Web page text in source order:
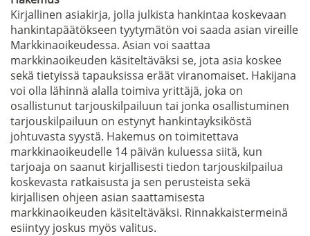
Kirjallinen asiakirja, jolla julkista hankintaa koskevaan
hankintapäätökseen tyytymätön voi saada asian vireille
Markkinaoikeudessa. Asian voi saattaa
markkinaoikeuden käsiteltäväksi se, jota asia koskee
sekä tietyissä tapauksissa eräät viranomaiset. Hakijana
voi olla lähinnä alalla toimiva yrittäjä, joka on
osallistunut tarjouskilpailuun tai jonka osallistuminen
tarjouskilpailuun on estynyt hankintayksiköstä
johtuvasta syystä. Hakemus on toimitettava
markkinaoikeudelle 14 päivän kuluessa siitä, kun
tarjoaja on saanut kirjallisesti tiedon tarjouskilpailua
koskevasta ratkaisusta ja sen perusteista sekä
kirjallisen ohjeen asian saattamisesta
markkinaoikeuden käsiteltäväksi. Rinnakkaistermeinä
esiintyy joskus myös valitus.